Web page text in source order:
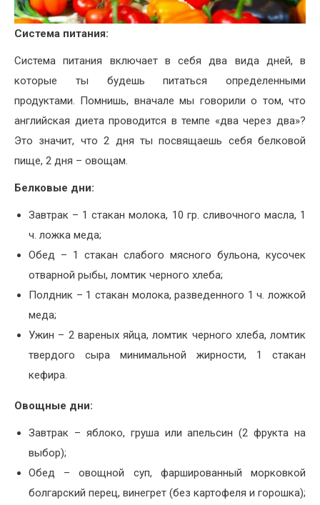
Система питания:
Система питания включает в себя два вида дней, в
которые ты будешь питаться определенными
продуктами. Помнишь, вначале мы говорили о том, что
английская диета проводится в темпе «два через два»?
Это значит, что 2 дня ты посвящаешь себя белковой
пище, 2 дня – овощам.
Белковые дни:
Завтрак – 1 стакан молока, 10 гр. сливочного масла, 1
ч. ложка меда;
Обед – 1 стакан слабого мясного бульона, кусочек
отварной рыбы, ломтик черного хлеба;
Полдник – 1 стакан молока, разведенного 1 ч. ложкой
меда;
Ужин – 2 вареных яйца, ломтик черного хлеба, ломтик
твердого сыра минимальной жирности, 1 стакан
кефира.
Овощные дни:
Завтрак – яблоко, груша или апельсин (2 фрукта на
выбор);
Обед – овощной суп, фаршированный морковкой
болгарский перец, винегрет (без картофеля и горошка);